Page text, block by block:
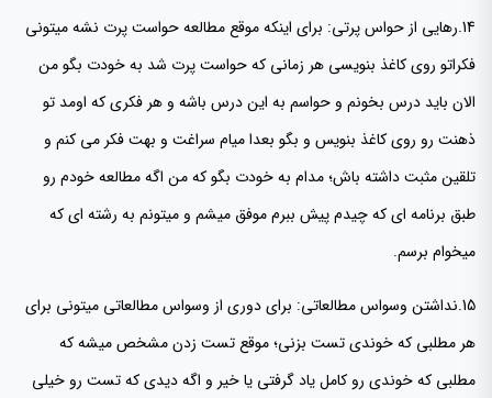
14.رهایی از حواس پرتی: برای اینکه موقع مطالعه حواست پرت نشه میتونی
فکراتو روی کاغذ بنویسی هر زمانی که حواست پرت شد به خودت بگو من
الان باید درس بخونم و حواسم به این درس باشه و هر فکری که اومد تو
ذهنت رو روی کاغذ بنویس و بگو بعدا میام سراغت و بهت فکر می کنم و
تلقین مثبت داشته باش؛ مدام به خودت بگو که من اگه مطالعه خودم رو
طبق برنامه ای که چیدم پیش ببرم موفق میشم و میتونم به رشته ای که
میخوام برسم.
15.نداشتن وسواس مطالعاتی: برای دوری از وسواس مطالعاتی میتونی برای
هر مطلبی که خوندی تست بزنی؛ موقع تست زدن مشخص میشه که
مطلبی که خوندی رو کامل یاد گرفتی یا خیر و اگه دیدی که تست رو خیلی